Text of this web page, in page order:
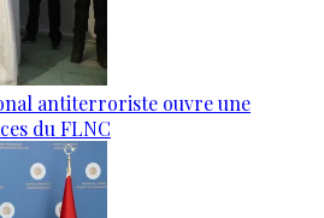
antiterroriste ouvre une
du FLNC